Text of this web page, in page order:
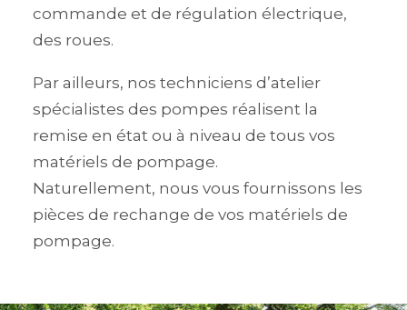
commande et de régulation électrique,
des roues.
Par ailleurs, nos techniciens d’atelier
spécialistes des pompes réalisent la
remise en état ou à niveau de tous vos
matériels de pompage.
Naturellement, nous vous fournissons les
pièces de rechange de vos matériels de
pompage.